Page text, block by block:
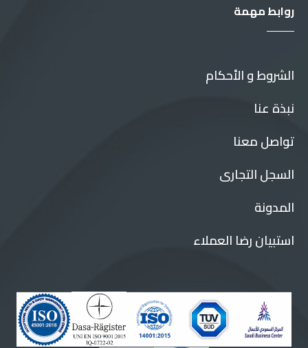
روابط مهمة
الشروط و الأحكام
نبذة عنا
تواصل معنا
السجل التجارى
المدونة
استبيان رضا العملاء